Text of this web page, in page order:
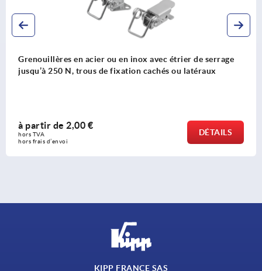
Grenouillères en acier ou en inox avec étrier de serrage
jusqu’à 250 N, trous de fixation cachés ou latéraux
à partir de 2,00 €
hors TVA
hors frais d’envoi
DÉTAILS
KIPP FRANCE SAS